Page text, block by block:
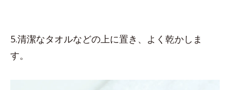
5.清潔なタオルなどの上に置き、よく乾かしま
す。